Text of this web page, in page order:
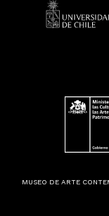
MUSEO DE ARTE